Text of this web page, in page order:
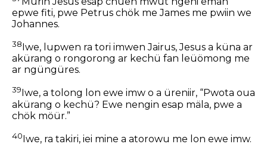
epwe fiti, pwe Petrus chök me James me pwiin we
Johannes.
38 Iwe, lupwen ra tori imwen Jairus, Jesus a küna ar
akürang o rongorong ar kechü fan leüömong me
ar ngüngüres.
39 Iwe, a tolong lon ewe imw o a üreniir, “Pwota oua
akürang o kechü? Ewe nengin esap mäla, pwe a
chök möür.”
40Iwe, ra takiri, iei mine a atorowu me lon ewe imw.